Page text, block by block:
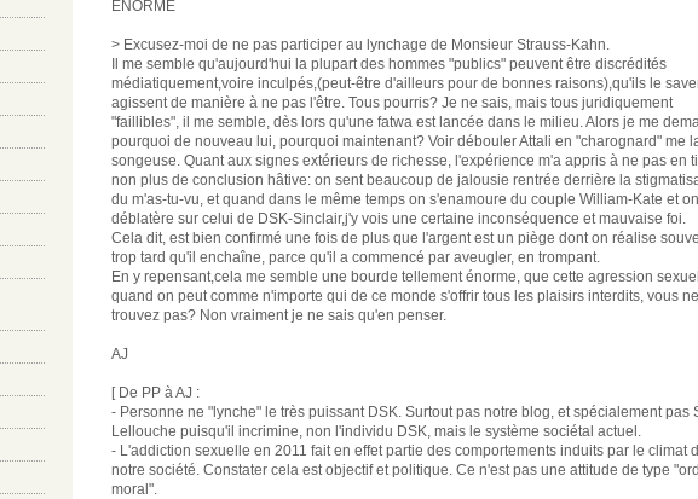
ENORME
> Excusez-moi de ne pas participer au lynchage de Monsieur Strauss-Kahn.
Il me semble qu'aujourd'hui la plupart des hommes "publics" peuvent être discrédités
médiatiquement,voire inculpés,(peut-être d'ailleurs pour de bonnes raisons),qu'ils le
agissent de manière à ne pas l'être. Tous pourris? Je ne sais, mais tous juridiquement
"faillibles", il me semble, dès lors qu'une fatwa est lancée dans le milieu. Alors je me
pourquoi de nouveau lui, pourquoi maintenant? Voir débouler Attali en "charognard" me
songeuse. Quant aux signes extérieurs de richesse, l'expérience m'a appris à ne pas en
non plus de conclusion hâtive: on sent beaucoup de jalousie rentrée derrière la
du m'as-tu-vu, et quand dans le même temps on s'enamoure du couple William-Kate et on
déblatère sur celui de DSK-Sinclair,j'y vois une certaine inconséquence et mauvaise foi.
Cela dit, est bien confirmé une fois de plus que l'argent est un piège dont on réalise
trop tard qu'il enchaîne, parce qu'il a commencé par aveugler, en trompant.
En y repensant,cela me semble une bourde tellement énorme, que cette agression
quand on peut comme n'importe qui de ce monde s'offrir tous les plaisirs interdits, vous ne
trouvez pas? Non vraiment je ne sais qu'en penser.
AJ
[ De PP à AJ :
- Personne ne "lynche" le très puissant DSK. Surtout pas notre blog, et spécialement pas
Lellouche puisqu'il incrimine, non l'individu DSK, mais le système sociétal actuel.
- L'addiction sexuelle en 2011 fait en effet partie des comportements induits par le climat
notre société. Constater cela est objectif et politique. Ce n'est pas une attitude de type
moral".